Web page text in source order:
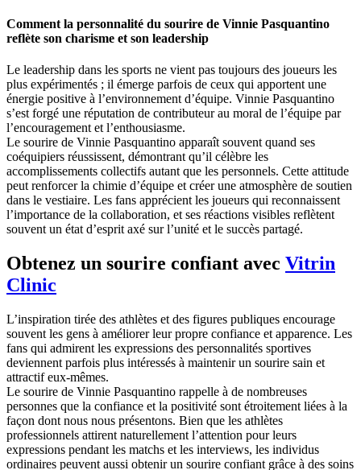
Comment la personnalité du sourire de Vinnie Pasquantino
reflète son charisme et son leadership
Le leadership dans les sports ne vient pas toujours des joueurs les
plus expérimentés ; il émerge parfois de ceux qui apportent une
énergie positive à l’environnement d’équipe. Vinnie Pasquantino
s’est forgé une réputation de contributeur au moral de l’équipe par
l’encouragement et l’enthousiasme.
Le sourire de Vinnie Pasquantino apparaît souvent quand ses
coéquipiers réussissent, démontrant qu’il célèbre les
accomplissements collectifs autant que les personnels. Cette attitude
peut renforcer la chimie d’équipe et créer une atmosphère de soutien
dans le vestiaire. Les fans apprécient les joueurs qui reconnaissent
l’importance de la collaboration, et ses réactions visibles reflètent
souvent un état d’esprit axé sur l’unité et le succès partagé.
Obtenez un sourire confiant avec Vitrin
Clinic
L’inspiration tirée des athlètes et des figures publiques encourage
souvent les gens à améliorer leur propre confiance et apparence. Les
fans qui admirent les expressions des personnalités sportives
deviennent parfois plus intéressés à maintenir un sourire sain et
attractif eux-mêmes.
Le sourire de Vinnie Pasquantino rappelle à de nombreuses
personnes que la confiance et la positivité sont étroitement liées à la
façon dont nous nous présentons. Bien que les athlètes
professionnels attirent naturellement l’attention pour leurs
expressions pendant les matchs et les interviews, les individus
ordinaires peuvent aussi obtenir un sourire confiant grâce à des soins